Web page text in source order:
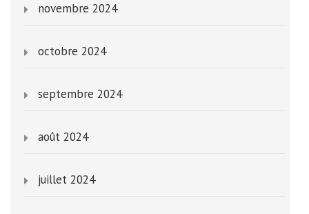
novembre 2024
octobre 2024
septembre 2024
août 2024
juillet 2024